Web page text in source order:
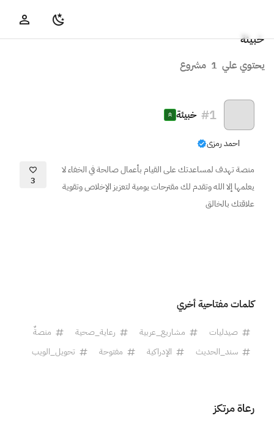
خبيئة
يحتوي علي 1 مشروع
#1 خبيئة
احمد رمزى
منصة تهدف لمساعدتك على القيام بأعمال صالحة في الخفاء لا
يعلمها إلا الله وتقدم لك مقترحات يومية لتعزيز الإخلاص وتقوية
علاقتك بالخالق
3
كلمات مفتاحية أخري
صيدليات مشاريع_عربية رعاية_صحية
منصةٌ
سند_الحديث
الإدراكية مفتوحة تحويل_الويب
رعاة مرتكز